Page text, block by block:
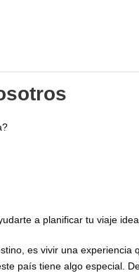
a planificar tu viaje
es vivir una experiencia
país tiene algo especial.